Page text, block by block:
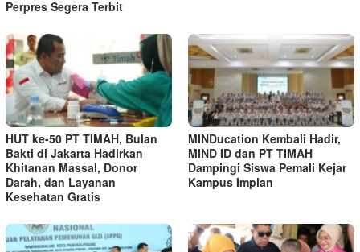
Perpres Segera Terbit
HUT ke-50 PT TIMAH, Bulan
Bakti di Jakarta Hadirkan
Khitanan Massal, Donor
Darah, dan Layanan
Kesehatan Gratis
MINDucation Kembali Hadir,
MIND ID dan PT TIMAH
Dampingi Siswa Pemali Kejar
Kampus Impian